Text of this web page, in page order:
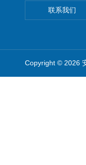
联系我们
Copyright © 2026